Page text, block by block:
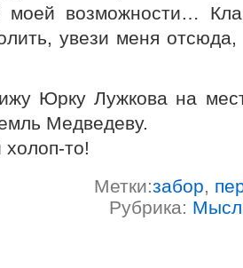
моей возможности…
увези меня
Юрку Лужкова на
Медведеву.
то!
Метки:забор,
Рубрика: